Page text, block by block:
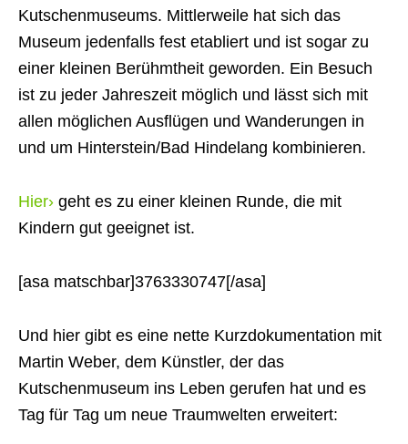
Kutschenmuseums. Mittlerweile hat sich das
Museum jedenfalls fest etabliert und ist sogar zu
einer kleinen Berühmtheit geworden. Ein Besuch
ist zu jeder Jahreszeit möglich und lässt sich mit
allen möglichen Ausflügen und Wanderungen in
und um Hinterstein/Bad Hindelang kombinieren.
Hier› geht es zu einer kleinen Runde, die mit
Kindern gut geeignet ist.
[asa matschbar]3763330747[/asa]
Und hier gibt es eine nette Kurzdokumentation mit
Martin Weber, dem Künstler, der das
Kutschenmuseum ins Leben gerufen hat und es
Tag für Tag um neue Traumwelten erweitert: